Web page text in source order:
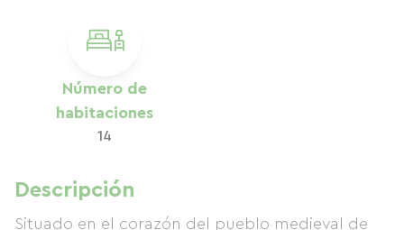
Número de
habitaciones
14
Descripción
Situado en el corazón del pueblo medieval de